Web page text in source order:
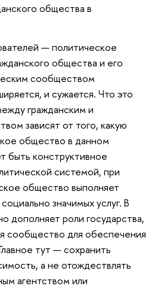
общества в
— политическое
общества и его
сообществом
и сужается. Что это
гражданским и
зависят от того, какую
общество в данном
быть конструктивное
системой, при
общество выполняет
значимых услуг. В
дополняет роли государства,
сообщество для обеспечения
тут — сохранить
а не отождествлять
агентством или